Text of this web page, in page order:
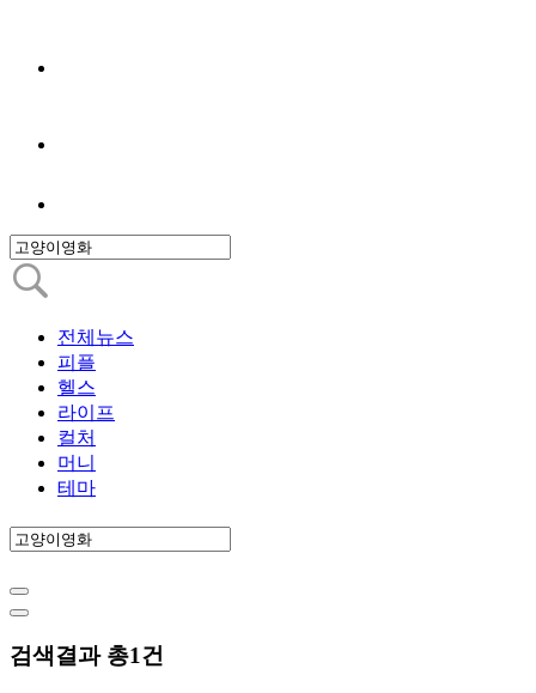
전체뉴스
피플
헬스
라이프
컬처
머니
테마
검색결과 총1건